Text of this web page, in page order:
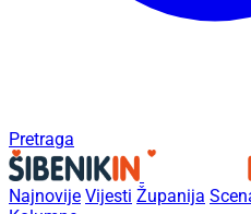
Pretraga
Najnovije Vijesti Županija